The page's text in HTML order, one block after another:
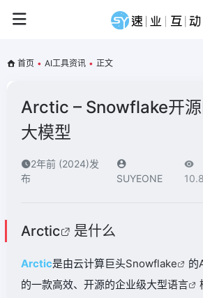
首页 • AI工具资讯 • 正文
Arctic – Snowflake开
大模型
2年前 (2024)发
布
SUYEONE
Arctic 是什么
Arctic是由云计算巨头Snowflake 的
的一款高效、开源的企业级大型语言